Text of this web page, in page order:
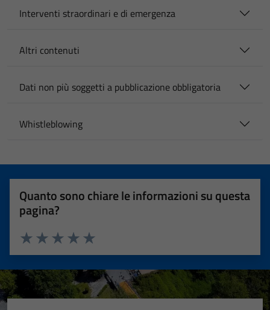
Interventi straordinari e di emergenza
Altri contenuti
Dati non più soggetti a pubblicazione obbligatoria
Whistleblowing
Quanto sono chiare le informazioni su questa
pagina?
Valuta 5 stelle su 5
Valuta 4 stelle su 5
Valuta 3 stelle su 5
Valuta 2 stelle su 5
Valuta 1 stelle su 5